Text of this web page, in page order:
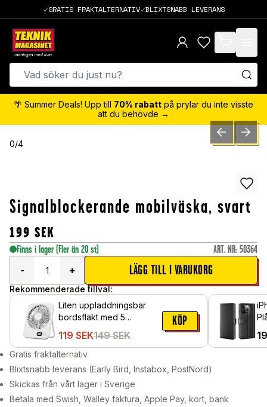
GRATIS FRAKTALTERNATIV BLIXTSNABB LEVERANS
items in cart,
🌴 Summer Deals! Upp till 70% rabatt på prylar du inte visste
att du behövde →
0/4 PREVIOUSNEXT
Signalblockerande mobilväska, svart
199 SEK
Finns i lager (Fler än 20 st) ART. NR: 50364
-
+ LÄGG TILL I VARUKORG
Rekommenderade tillval:
Liten uppladdningsbar
bordsfläkt med 5
119 SEK149 SEK
KÖP
Gratis fraktalternativ
Blixtsnabb leverans (Early Bird, Instabox, PostNord)
Skickas från vårt lager i Sverige
Betala med Swish, Walley faktura, Apple Pay, kort, bank